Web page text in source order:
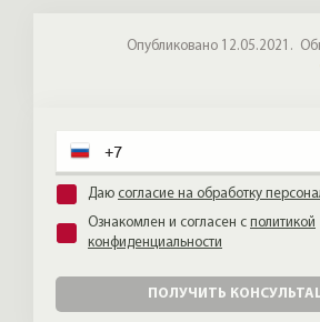
На вторичном рынке
принять это или нет. Но сама
сделки сегодня проводится
подписать агентский и
Опубликовано 12.05.2021.
Даю согласие на обработку
Ознакомлен и согласен с политикой
конфиденциальности
ПОЛУЧИТЬ